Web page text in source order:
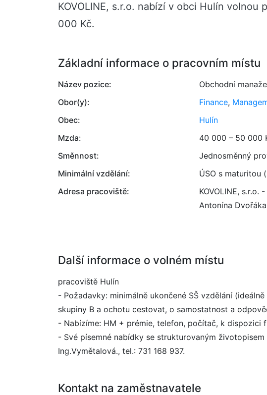
KOVOLINE, s.r.o. nabízí v obci Hulín
000 Kč.
Základní informace o pracovním místu
Název pozice:
Obchodní
Obor(y):
Finance,
Obec:
Hulín
Mzda:
40 000 – 50 000
Směnnost:
Jednosměnný
Minimální vzdělání:
ÚSO s maturitou
Adresa pracoviště:
KOVOLINE, s.r.o.
Antonína
Další informace o volném místu
pracoviště Hulín
- Požadavky: minimálně ukončené SŠ vzdělání
skupiny B a ochotu cestovat, o samostatnost a
- Nabízíme: HM + prémie, telefon, počítač, k
- Své písemné nabídky se strukturovaným
Ing.Vymětalová., tel.: 731 168 937.
Kontakt na zaměstnavatele